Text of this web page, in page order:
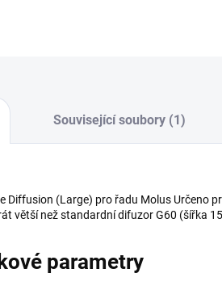
Související soubory (1)
Diffusion (Large) pro řadu Molus Určeno
větší než standardní difuzor G60 (šířka
parametry